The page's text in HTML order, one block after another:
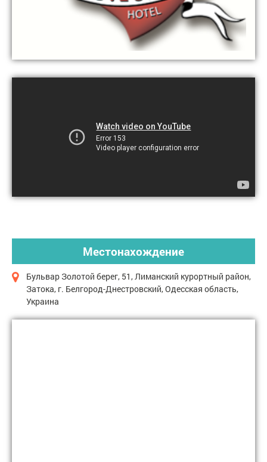
Местонахождение
Бульвар Золотой берег, 51, Лиманский курортный район,
Затока, г. Белгород-Днестровский, Одесская область,
Украина